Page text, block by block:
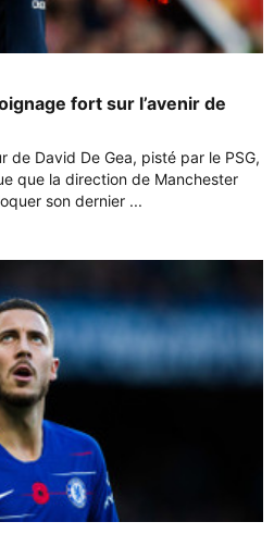
fort sur l’avenir de
de David De Gea, pisté par le PSG,
que la direction de Manchester
son dernier ...